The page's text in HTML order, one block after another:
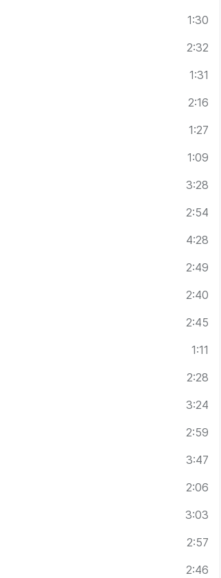
1:30
2:32
1:31
2:16
1:27
1:09
3:28
2:54
4:28
2:49
2:40
2:45
1:11
2:28
3:24
2:59
3:47
2:06
3:03
2:57
2:46